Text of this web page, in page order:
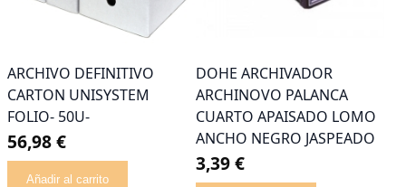
ARCHIVO DEFINITIVO
CARTON UNISYSTEM
FOLIO- 50U-
56,98 €
Añadir al carrito
DOHE ARCHIVADOR
ARCHINOVO PALANCA
CUARTO APAISADO LOMO
ANCHO NEGRO JASPEADO
3,39 €